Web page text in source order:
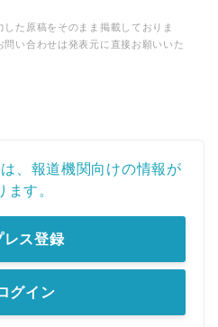
た原稿をそのまま掲載しておりま
い合わせは発表元に直接お願いいた
、報道機関向けの情報が
ます。
レス登録
グイン